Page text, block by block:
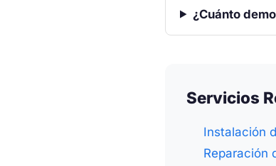
¿Cuánto
Servicios
Instalación
Reparación